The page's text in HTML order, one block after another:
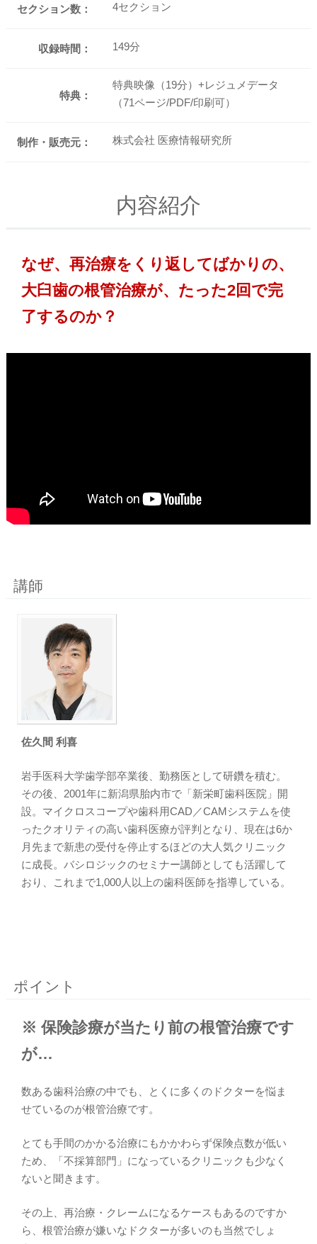
セクション数： 4セクション
収録時間： 149分
特典：
特典映像（19分）+レジュメデータ
（71ページ/PDF/印刷可）
制作・販売元： 株式会社 医療情報研究所
内容紹介
なぜ、再治療をくり返してばかりの、
大臼歯の根管治療が、たった2回で完
了するのか？
講師
佐久間 利喜
岩手医科大学歯学部卒業後、勤務医として研鑽を積む。
その後、2001年に新潟県胎内市で「新栄町歯科医院」開
設。マイクロスコープや歯科用CAD／CAMシステムを使
ったクオリティの高い歯科医療が評判となり、現在は6か
月先まで新患の受付を停止するほどの大人気クリニック
に成長。バシロジックのセミナー講師としても活躍して
おり、これまで1,000人以上の歯科医師を指導している。
ポイント
※ 保険診療が当たり前の根管治療です
が…
数ある歯科治療の中でも、とくに多くのドクターを悩ま
せているのが根管治療です。
とても手間のかかる治療にもかかわらず保険点数が低い
ため、「不採算部門」になっているクリニックも少なく
ないと聞きます。
その上、再治療・クレームになるケースもあるのですか
ら、根管治療が嫌いなドクターが多いのも当然でしょ